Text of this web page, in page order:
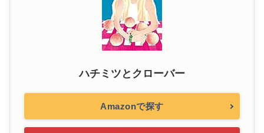
ハチミツとクローバー
Amazonで探す